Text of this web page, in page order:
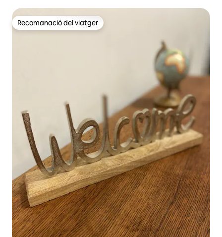
Recomanació del viatger
Recomanació del viatger